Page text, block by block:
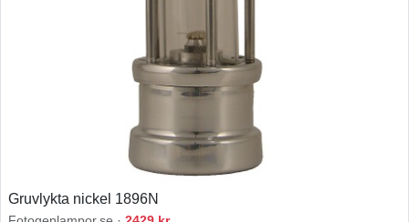
Gruvlykta nickel 1896N